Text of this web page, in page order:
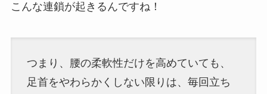
こんな連鎖が起きるんですね！
つまり、腰の柔軟性だけを高めていても、
足首をやわらかくしない限りは、毎回立ち